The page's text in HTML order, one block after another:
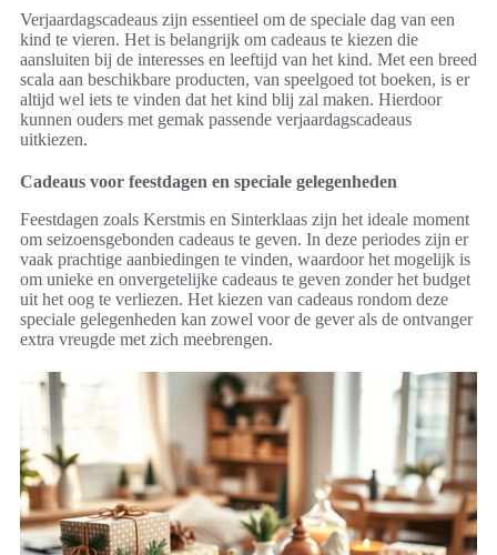
Verjaardagscadeaus zijn essentieel om de speciale dag van een
kind te vieren. Het is belangrijk om cadeaus te kiezen die
aansluiten bij de interesses en leeftijd van het kind. Met een breed
scala aan beschikbare producten, van speelgoed tot boeken, is er
altijd wel iets te vinden dat het kind blij zal maken. Hierdoor
kunnen ouders met gemak passende verjaardagscadeaus
uitkiezen.
Cadeaus voor feestdagen en speciale gelegenheden
Feestdagen zoals Kerstmis en Sinterklaas zijn het ideale moment
om seizoensgebonden cadeaus te geven. In deze periodes zijn er
vaak prachtige aanbiedingen te vinden, waardoor het mogelijk is
om unieke en onvergetelijke cadeaus te geven zonder het budget
uit het oog te verliezen. Het kiezen van cadeaus rondom deze
speciale gelegenheden kan zowel voor de gever als de ontvanger
extra vreugde met zich meebrengen.